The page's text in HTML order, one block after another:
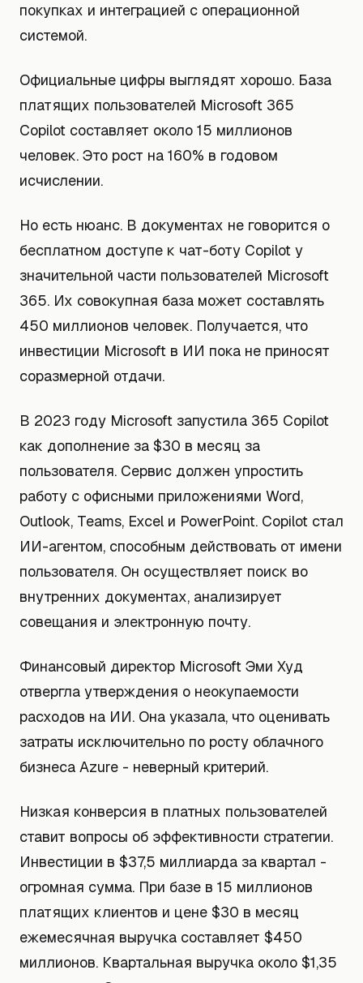
покупках и интеграцией с операционной
системой.
Официальные цифры выглядят хорошо. База
платящих пользователей Microsoft 365
Copilot составляет около 15 миллионов
человек. Это рост на 160% в годовом
исчислении.
Но есть нюанс. В документах не говорится о
бесплатном доступе к чат-боту Copilot у
значительной части пользователей Microsoft
365. Их совокупная база может составлять
450 миллионов человек. Получается, что
инвестиции Microsoft в ИИ пока не приносят
соразмерной отдачи.
В 2023 году Microsoft запустила 365 Copilot
как дополнение за $30 в месяц за
пользователя. Сервис должен упростить
работу с офисными приложениями Word,
Outlook, Teams, Excel и PowerPoint. Copilot стал
ИИ-агентом, способным действовать от имени
пользователя. Он осуществляет поиск во
внутренних документах, анализирует
совещания и электронную почту.
Финансовый директор Microsoft Эми Худ
отвергла утверждения о неокупаемости
расходов на ИИ. Она указала, что оценивать
затраты исключительно по росту облачного
бизнеса Azure - неверный критерий.
Низкая конверсия в платных пользователей
ставит вопросы об эффективности стратегии.
Инвестиции в $37,5 миллиарда за квартал -
огромная сумма. При базе в 15 миллионов
платящих клиентов и цене $30 в месяц
ежемесячная выручка составляет $450
миллионов. Квартальная выручка около $1,35